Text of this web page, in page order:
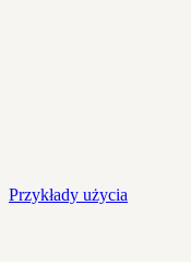
Przykłady użycia